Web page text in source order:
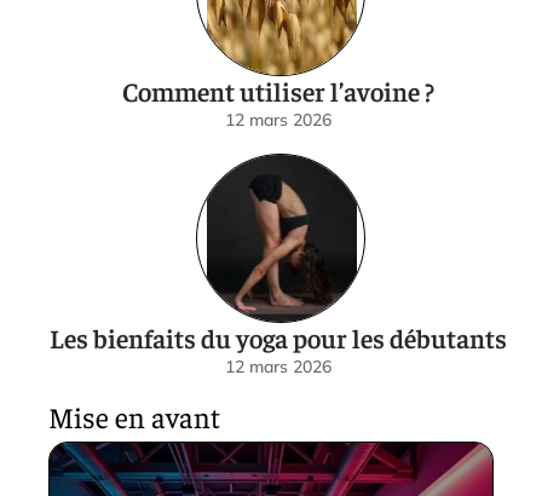
Comment utiliser l’avoine ?
12 mars 2026
Les bienfaits du yoga pour les débutants
12 mars 2026
Mise en avant